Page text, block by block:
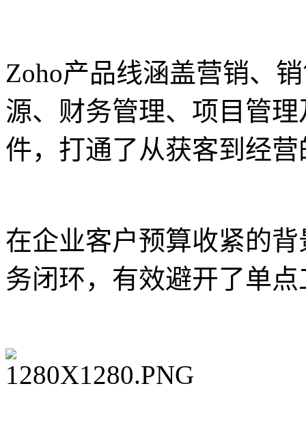
Zoho产品线涵盖营销、
源、财务管理、项目管
件，打通了从获客到经
在企业客户预算收紧的
务闭环，有效避开了单